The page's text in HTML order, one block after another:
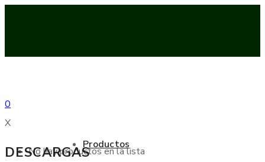
0
X
No hay productos en la lista
Productos
DESCARGAS